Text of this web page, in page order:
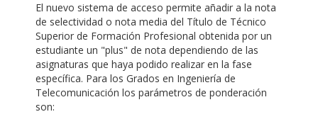
El nuevo sistema de acceso permite añadir a la nota
de selectividad o nota media del Título de Técnico
Superior de Formación Profesional obtenida por un
estudiante un "plus" de nota dependiendo de las
asignaturas que haya podido realizar en la fase
específica. Para los Grados en Ingeniería de
Telecomunicación los parámetros de ponderación
son: